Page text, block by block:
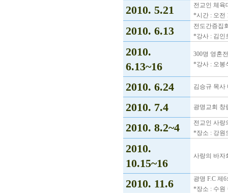
2010. 5.21
전교인 체육
*시간 : 오전
2010. 6.13
전도간증집
*강사 : 김인
2010.
6.13~16
300명 영혼
*강사 : 오봉
2010. 6.24 김승규 목사
2010. 7.4 광명교회 창
2010. 8.2~4
전교인 사랑
*장소 : 강원
2010.
10.15~16
사랑의 바자
2010. 11.6
광명 F.C 제
*장소 : 수원